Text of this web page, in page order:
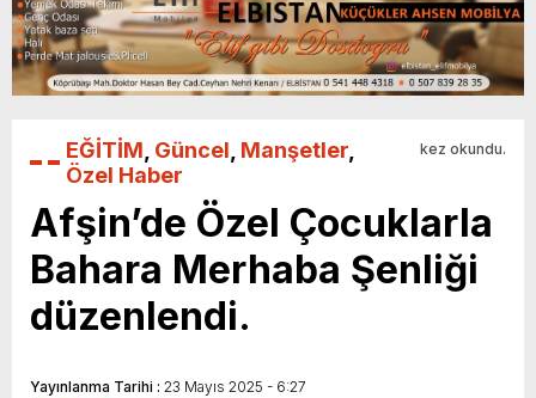
EĞİTİM Güncel Manşetler
Özel Haber
kez okundu.
Afşin’de Özel Çocuklarla
Bahara Merhaba Şenliği
düzenlendi.
Yayınlanma Tarihi : 23 Mayıs 2025 - 6:27